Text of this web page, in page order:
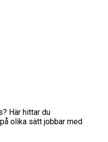
Här hittar du
olika sätt jobbar med